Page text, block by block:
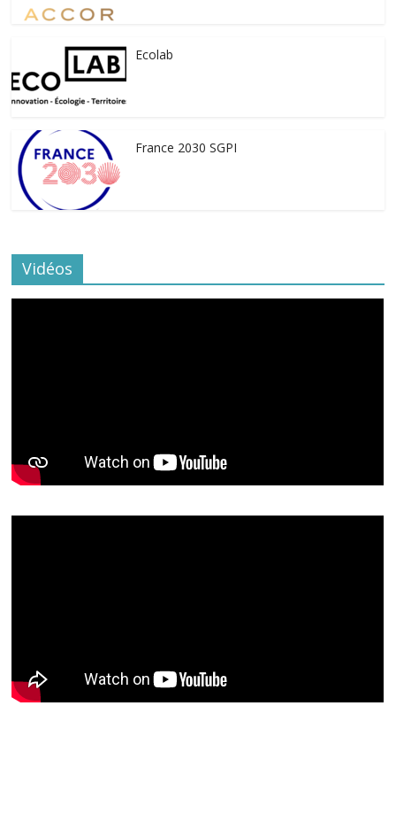
Ecolab
France 2030 SGPI
Vidéos